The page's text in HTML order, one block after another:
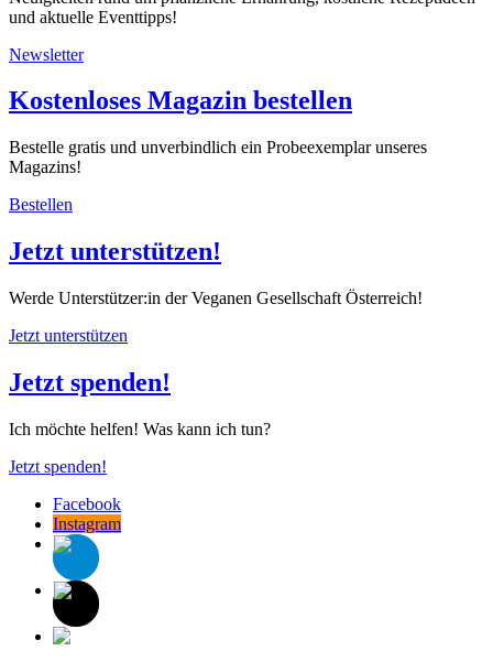
und aktuelle Eventtipps!
Newsletter
Kostenloses Magazin bestellen
Bestelle gratis und unverbindlich ein Probeexemplar unseres
Magazins!
Bestellen
Jetzt unterstützen!
Werde Unterstützer:in der Veganen Gesellschaft Österreich!
Jetzt unterstützen
Jetzt spenden!
Ich möchte helfen! Was kann ich tun?
Jetzt spenden!
Facebook
Instagram